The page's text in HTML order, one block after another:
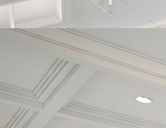
7a532890-637a-4759-b9f2-91faa10d1d43